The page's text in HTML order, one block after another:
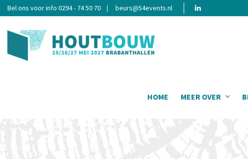
Bel ons voor info 0294 - 74 50 70 beurs@54events.nl
HOME MEER OVER